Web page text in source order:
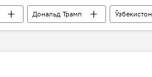
Дональд Трамп Ўзбекистон